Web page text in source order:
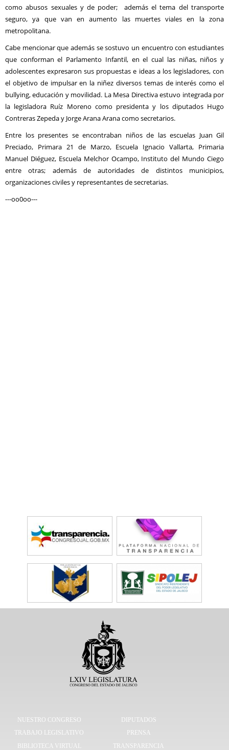
como abusos sexuales y de poder; además el tema del transporte
seguro, ya que van en aumento las muertes viales en la zona
metropolitana.
Cabe mencionar que además se sostuvo un encuentro con estudiantes
que conforman el Parlamento Infantil, en el cual las niñas, niños y
adolescentes expresaron sus propuestas e ideas a los legisladores, con
el objetivo de impulsar en la niñez diversos temas de interés como el
bullying, educación y movilidad. La Mesa Directiva estuvo integrada por
la legisladora Ruíz Moreno como presidenta y los diputados Hugo
Contreras Zepeda y Jorge Arana Arana como secretarios.
Entre los presentes se encontraban niños de las escuelas Juan Gil
Preciado, Primara 21 de Marzo, Escuela Ignacio Vallarta, Primaria
Manuel Diéguez, Escuela Melchor Ocampo, Instituto del Mundo Ciego
entre otras; además de autoridades de distintos municipios,
organizaciones civiles y representantes de secretarias.
---oo0oo---
NUESTRO CONGRESO
DIPUTADOS
TRABAJO LEGISLATIVO
PRENSA
BIBLIOTECA VIRTUAL
TRANSPARENCIA